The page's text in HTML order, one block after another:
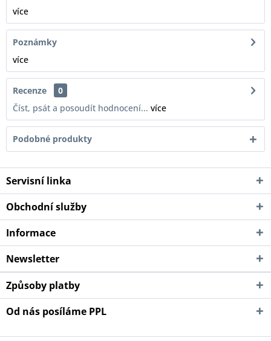
více
Poznámky
více
Recenze
0
Číst, psát a posoudít hodnocení... více
Podobné produkty
Servisní linka
Obchodní služby
Informace
Newsletter
Způsoby platby
Od nás posíláme PPL